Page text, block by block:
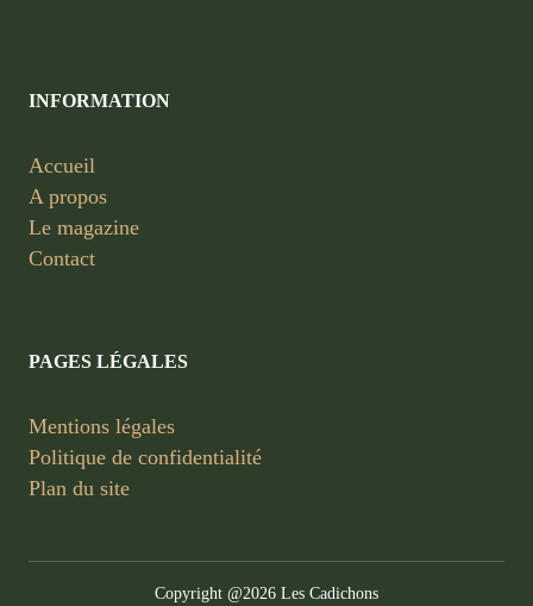
INFORMATION
Accueil
A propos
Le magazine
Contact
PAGES LÉGALES
Mentions légales
Politique de confidentialité
Plan du site
Copyright @2026 Les Cadichons